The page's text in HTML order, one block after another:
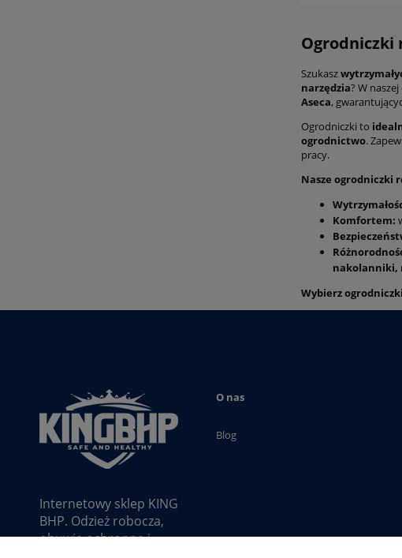
Ogrodniczki
Szukasz
narzędzia? W
Aseca,
Ogrodniczki to
ogrodnictwo.
pracy.
Nasze ogrodniczki
Komfortem:
nakolanniki,
Wybierz
O nas
Blog
Internetowy sklep KING
BHP. Odzież robocza,
obuwie ochronne i